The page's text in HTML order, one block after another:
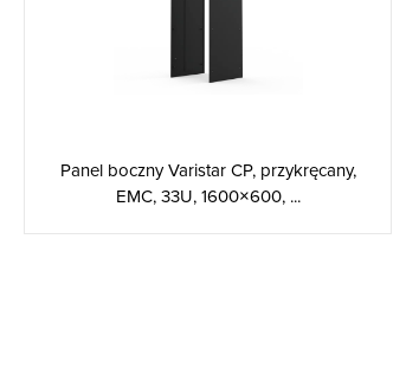
Panel boczny Varistar CP, przykręcany,
EMC, 33U, 1600×600, ...